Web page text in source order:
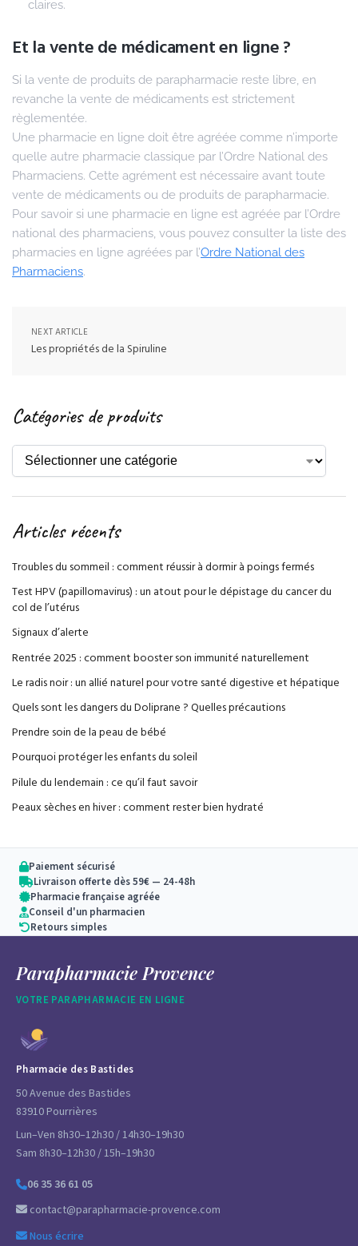
claires.
Et la vente de médicament en ligne ?
Si la vente de produits de parapharmacie reste libre, en
revanche la vente de médicaments est strictement
règlementée.
Une pharmacie en ligne doit être agréée comme n’importe
quelle autre pharmacie classique par l’Ordre National des
Pharmaciens. Cette agrément est nécessaire avant toute
vente de médicaments ou de produits de parapharmacie.
Pour savoir si une pharmacie en ligne est agréée par l’Ordre
national des pharmaciens, vous pouvez consulter la liste des
pharmacies en ligne agréées par l’Ordre National des
Pharmaciens.
NEXT ARTICLE
Les propriétés de la Spiruline
Catégories de produits
Articles récents
Troubles du sommeil : comment réussir à dormir à poings fermés
Test HPV (papillomavirus) : un atout pour le dépistage du cancer du
col de l’utérus
Signaux d’alerte
Rentrée 2025 : comment booster son immunité naturellement
Le radis noir : un allié naturel pour votre santé digestive et hépatique
Quels sont les dangers du Doliprane ? Quelles précautions
Prendre soin de la peau de bébé
Pourquoi protéger les enfants du soleil
Pilule du lendemain : ce qu’il faut savoir
Peaux sèches en hiver : comment rester bien hydraté
Paiement sécurisé
Livraison offerte dès 59€ — 24-48h
Pharmacie française agréée
Conseil d'un pharmacien
Retours simples
Parapharmacie Provence
VOTRE PARAPHARMACIE EN LIGNE
Pharmacie des Bastides
50 Avenue des Bastides
83910 Pourrières
Lun–Ven 8h30–12h30 / 14h30–19h30
Sam 8h30–12h30 / 15h–19h30
06 35 36 61 05
contact@parapharmacie-provence.com
Nous écrire